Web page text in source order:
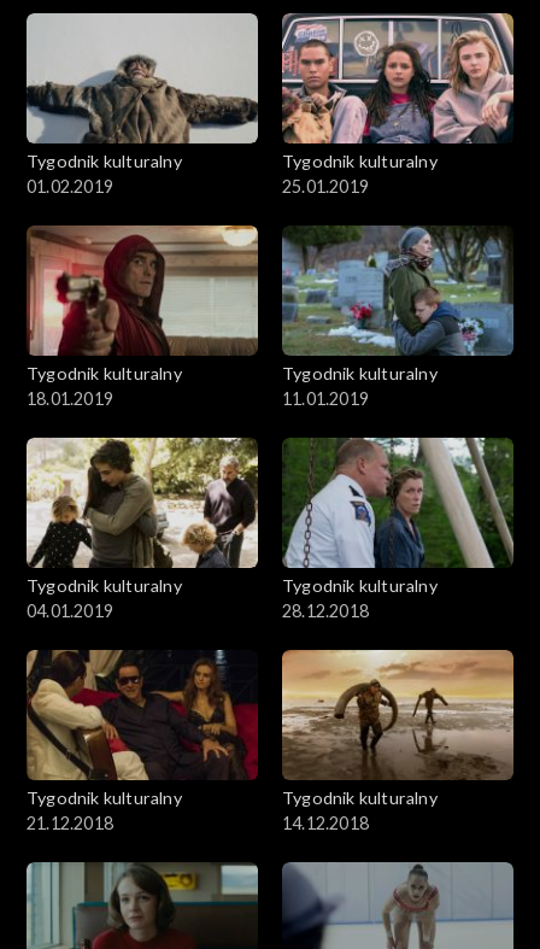
Tygodnik kulturalny
01.02.2019
Tygodnik kulturalny
25.01.2019
Tygodnik kulturalny
18.01.2019
Tygodnik kulturalny
11.01.2019
Tygodnik kulturalny
04.01.2019
Tygodnik kulturalny
28.12.2018
Tygodnik kulturalny
21.12.2018
Tygodnik kulturalny
14.12.2018